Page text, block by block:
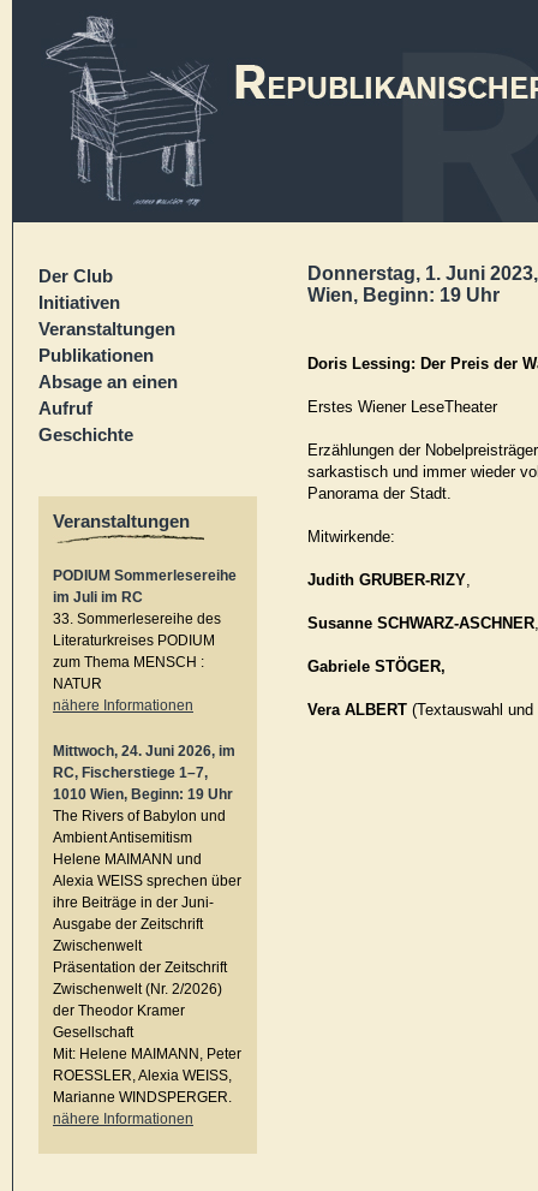
Der Club
Initiativen
Veranstaltungen
Publikationen
Absage an einen
Aufruf
Geschichte
Veranstaltungen
PODIUM Sommerlesereihe
im Juli im RC
33. Sommerlesereihe des
Literaturkreises PODIUM
zum Thema MENSCH :
NATUR
nähere Informationen
Mittwoch, 24. Juni 2026, im
RC, Fischerstiege 1–7,
1010 Wien, Beginn: 19 Uhr
The Rivers of Babylon und
Ambient Antisemitism
Helene MAIMANN und
Alexia WEISS sprechen über
ihre Beiträge in der Juni-
Ausgabe der Zeitschrift
Zwischenwelt
Präsentation der Zeitschrift
Zwischenwelt (Nr. 2/2026)
der Theodor Kramer
Gesellschaft
Mit: Helene MAIMANN, Peter
ROESSLER, Alexia WEISS,
Marianne WINDSPERGER.
nähere Informationen
Donnerstag, 1. Juni
Wien, Beginn: 19 Uhr
Doris Lessing: Der Preis der
Erstes Wiener LeseTheater
Erzählungen der
sarkastisch und immer wieder
Panorama der Stadt.
Mitwirkende:
Judith GRUBER-RIZY,
Susanne SCHWARZ-ASCHNER,
Gabriele STÖGER,
Vera ALBERT (Textauswahl